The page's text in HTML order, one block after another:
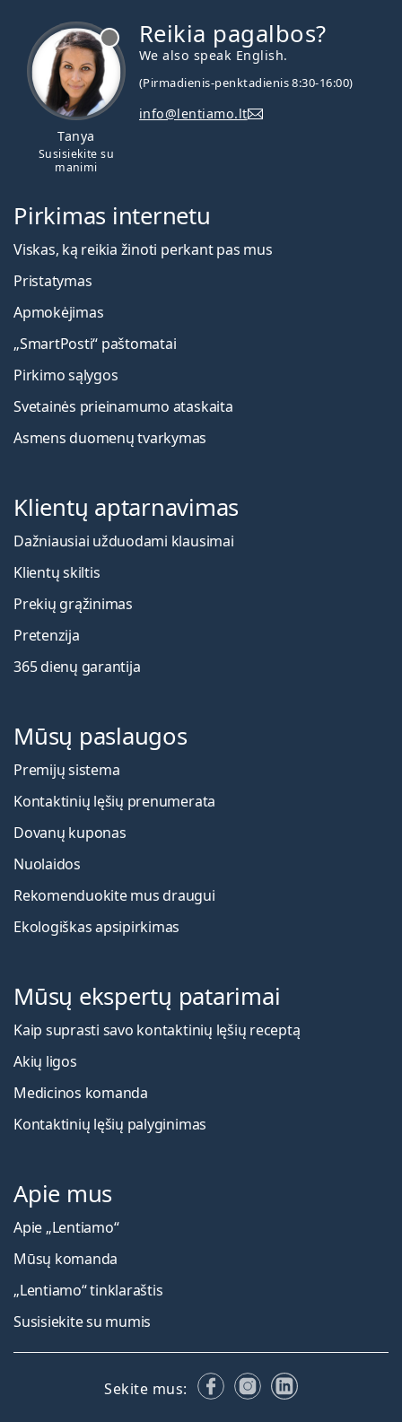
Tanya
Susisiekite su
manimi
Reikia pagalbos?
We also speak English.
(Pirmadienis-penktadienis 8:30-16:00)
info@lentiamo.lt
Pirkimas internetu
Viskas, ką reikia žinoti perkant pas mus
Pristatymas
Apmokėjimas
„SmartPosti“ paštomatai
Pirkimo sąlygos
Svetainės prieinamumo ataskaita
Asmens duomenų tvarkymas
Klientų aptarnavimas
Dažniausiai užduodami klausimai
Klientų skiltis
Prekių grąžinimas
Pretenzija
365 dienų garantija
Mūsų paslaugos
Premijų sistema
Kontaktinių lęšių prenumerata
Dovanų kuponas
Nuolaidos
Rekomenduokite mus draugui
Ekologiškas apsipirkimas
Mūsų ekspertų patarimai
Kaip suprasti savo kontaktinių lęšių receptą
Akių ligos
Medicinos komanda
Kontaktinių lęšių palyginimas
Apie mus
Apie „Lentiamo“
Mūsų komanda
„Lentiamo“ tinklaraštis
Susisiekite su mumis
Sekite mus: FacebookInstagram
LinkedIn